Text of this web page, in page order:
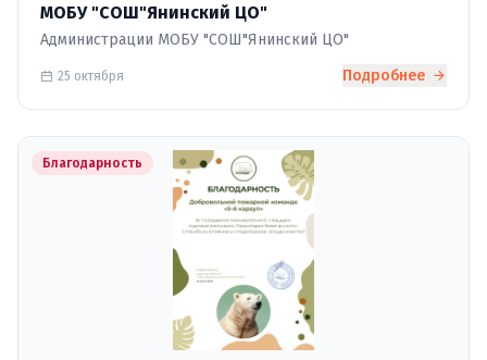
МОБУ "СОШ"Янинский ЦО"
Администрации МОБУ "СОШ"Янинский ЦО"
25 октября Подробнее
Благодарность